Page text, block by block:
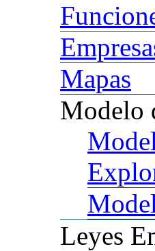
Mapas
Modelo
Leyes